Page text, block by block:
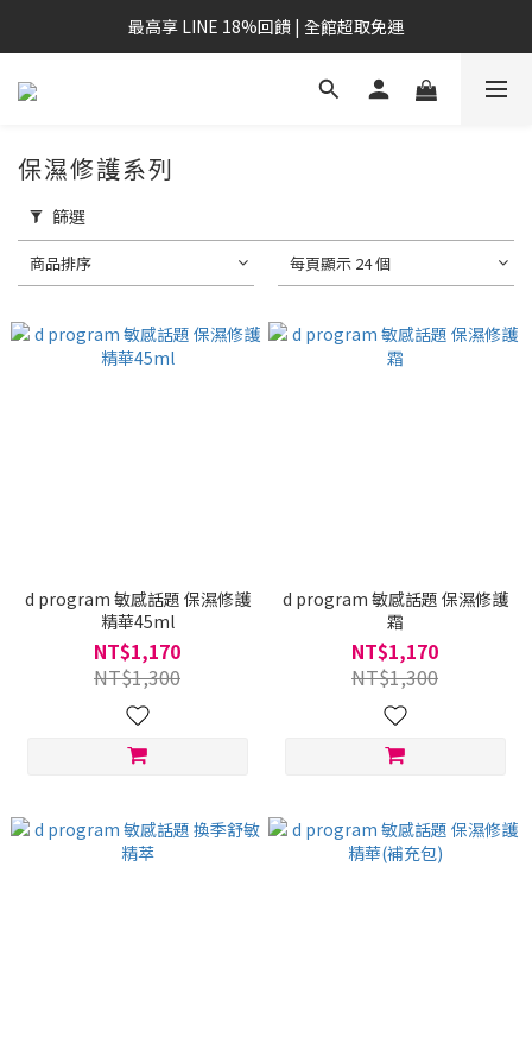
最高享 LINE 18%回饋 | 全館超取免運
保濕修護系列
篩選
商品排序 每頁顯示 24 個
d program 敏感話題 保濕修護
精華45ml
NT$1,170
NT$1,300
d program 敏感話題 保濕修護
霜
NT$1,170
NT$1,300